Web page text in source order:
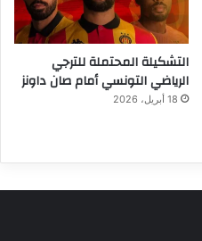
التشكيلة المحتملة للترجي
الرياضي التونسي أمام صان داونز
18 أبريل، 2026